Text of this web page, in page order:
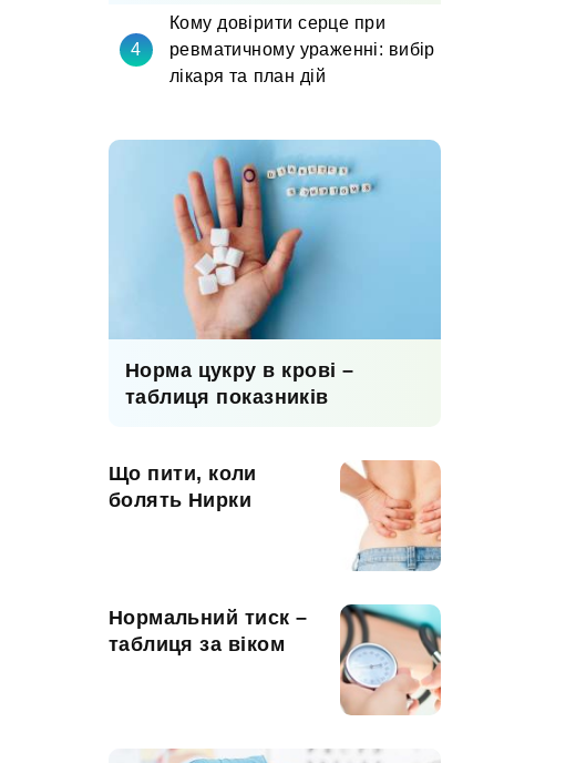
Кому довірити серце при
ревматичному ураженні: вибір
лікаря та план дій
Норма цукру в крові –
таблиця показників
Що пити, коли
болять Нирки
Нормальний тиск –
таблиця за віком